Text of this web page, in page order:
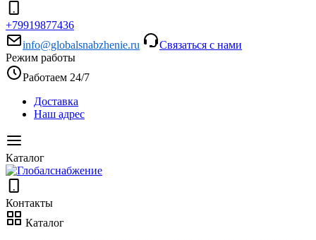
+79919877436
info@globalsnabzhenie.ru
Связаться с нами
Режим работы
Работаем 24/7
Доставка
Наш адрес
Каталог
Контакты
Каталог